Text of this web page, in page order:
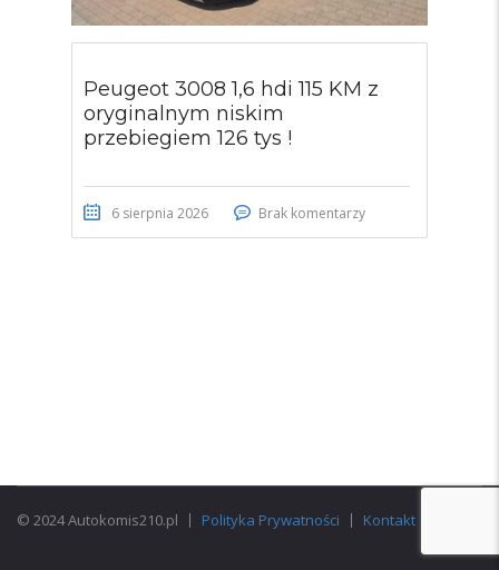
Peugeot 3008 1,6 hdi 115 KM z
oryginalnym niskim
przebiegiem 126 tys !
6 sierpnia 2026 Brak komentarzy
© 2024 Autokomis210.pl Polityka Prywatności Kontakt